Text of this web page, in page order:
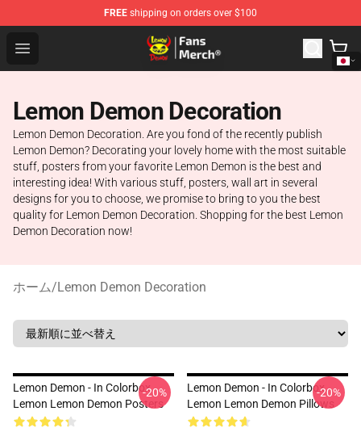
FREE shipping on orders over $100
Open menu
Lemon Demon Store - Official Lemon Demon
Lemon Demon Decoration
Lemon Demon Decoration. Are you fond of the recently publish
Lemon Demon? Decorating your lovely home with the most suitable
stuff, posters from your favorite Lemon Demon is the best and
interesting idea! With various stuff, posters, wall art in several
designs for you to choose, we promise to bring to you the best
quality for Lemon Demon Decoration. Shopping for the best Lemon
Demon Decoration now!
ホーム/Lemon Demon Decoration
Lemon Demon - In Colorbox
Lemon Lemon Demon Posters
-20%
Lemon Demon - In Colorbox
Lemon Lemon Demon Pillows
-20%